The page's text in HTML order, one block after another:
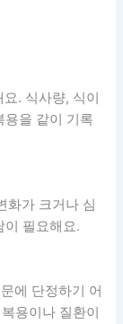
. 식사량, 식이
용을 같이 기록
화가 크거나 심
이 필요해요.
에 단정하기 어
용이나 질환이